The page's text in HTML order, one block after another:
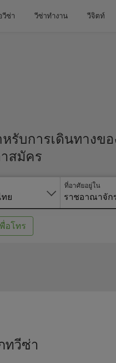
วีซ่า วีซ่าทำงาน วีจิตท์
รับการเดินทางข
สมัคร
ย
ที่อาศัยอยู่ใน
ราชอาณาจัก
อโทร
ทวีซ่า